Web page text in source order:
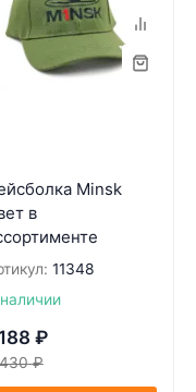
Minsk
в
11348
₽
₽